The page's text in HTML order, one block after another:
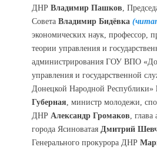
ДНР Владимир Пашков,
Совета Владимир Бидёвка
экономических наук, профессор,
теории управления и
администрирования ГОУ ВПО
управления и государственной
Донецкой Народной Республики»
Губерная, министр молодежи,
ДНР Александр Громаков, глава
города Ясиноватая Дмитрий
Генерального прокурора ДНР